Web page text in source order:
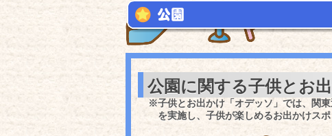
公園に関する子供とお
※子供とお出かけ「オデッソ」では、関
を実施し、子供が楽しめるお出かけス